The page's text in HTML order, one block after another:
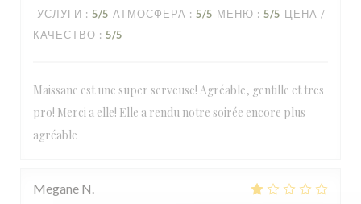
УСЛУГИ : 5/5 АТМОСФЕРА : 5/5 МЕНЮ : 5/5 ЦЕНА /
КАЧЕСТВО : 5/5
Maissane est une super serveuse! Agréable, gentille et tres
pro! Merci a elle! Elle a rendu notre soirée encore plus
agréable
Megane N